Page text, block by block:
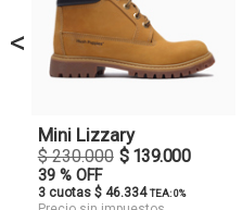
<
Mini Lizzary
$ 230.000 $ 139.000
39 % OFF
3 cuotas $ 46.334TEA: 0%